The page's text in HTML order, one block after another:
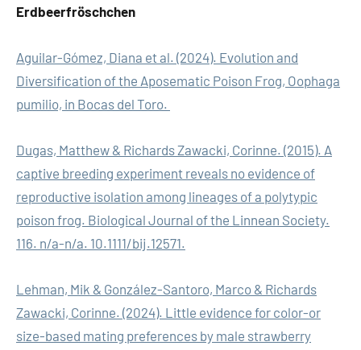
Erdbeerfröschchen
Aguilar-Gómez, Diana et al. (2024). Evolution and
Diversification of the Aposematic Poison Frog, Oophaga
pumilio, in Bocas del Toro.
Dugas, Matthew & Richards Zawacki, Corinne. (2015). A
captive breeding experiment reveals no evidence of
reproductive isolation among lineages of a polytypic
poison frog. Biological Journal of the Linnean Society.
116. n/a-n/a. 10.1111/bij.12571.
Lehman, Mik & González-Santoro, Marco & Richards
Zawacki, Corinne. (2024). Little evidence for color-or
size-based mating preferences by male strawberry